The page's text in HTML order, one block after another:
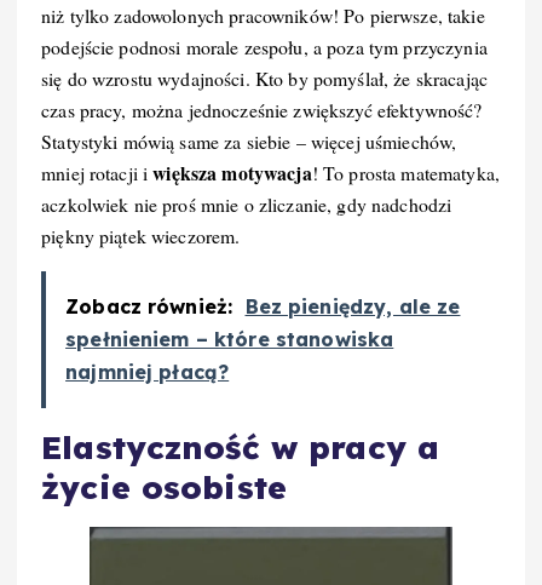
niż tylko zadowolonych pracowników! Po pierwsze, takie
podejście podnosi morale zespołu, a poza tym przyczynia
się do wzrostu wydajności. Kto by pomyślał, że skracając
czas pracy, można jednocześnie zwiększyć efektywność?
Statystyki mówią same za siebie – więcej uśmiechów,
mniej rotacji iwiększa motywacja! To prosta matematyka,
aczkolwiek nie proś mnie o zliczanie, gdy nadchodzi
piękny piątek wieczorem.
Zobacz również: Bez pieniędzy, ale ze
spełnieniem – które stanowiska
najmniej płacą?
Elastyczność w pracy a
życie osobiste